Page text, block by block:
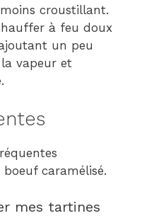
croustillant.
à feu doux
un peu
la vapeur et
caramélisé.
mes tartines